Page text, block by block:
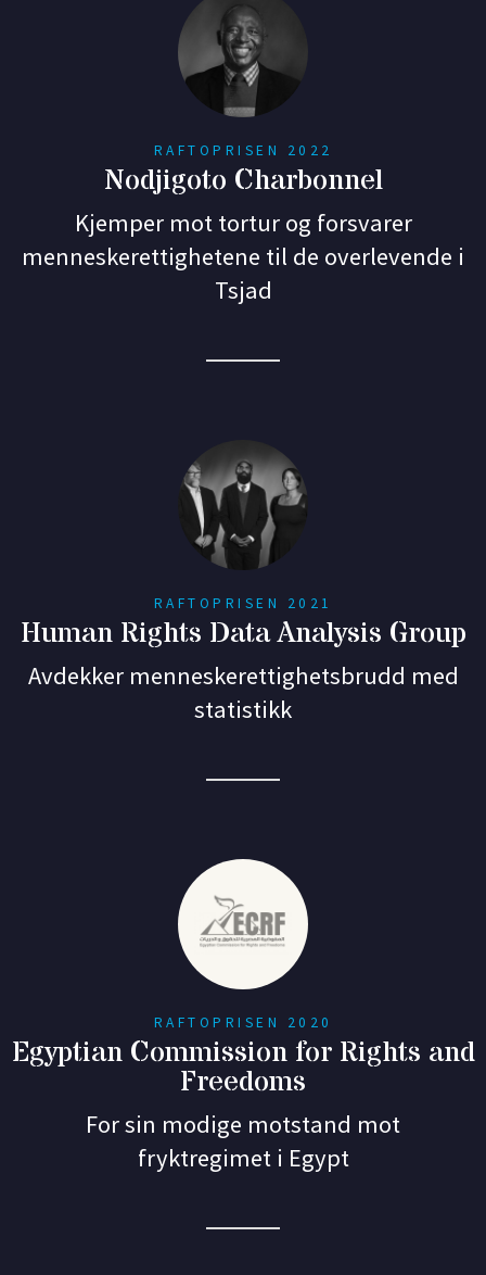
RAFTOPRISEN 2022
Nodjigoto Charbonnel
Kjemper mot tortur og forsvarer
menneskerettighetene til de overlevende i
Tsjad
RAFTOPRISEN 2021
Human Rights Data Analysis Group
Avdekker menneskerettighetsbrudd med
statistikk
RAFTOPRISEN 2020
Egyptian Commission for Rights and
Freedoms
For sin modige motstand mot
fryktregimet i Egypt